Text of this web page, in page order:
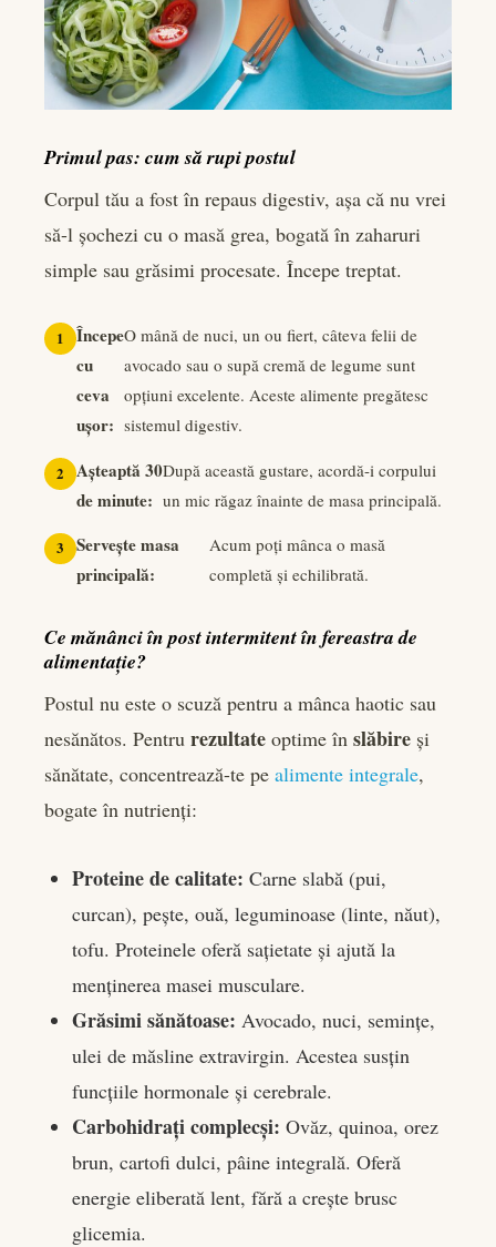
Primul pas: cum să rupi postul
Corpul tău a fost în repaus digestiv, așa că nu vrei
să-l șochezi cu o masă grea, bogată în zaharuri
simple sau grăsimi procesate. Începe treptat.
Începe
cu
ceva
ușor:
O mână de nuci, un ou fiert, câteva felii de
avocado sau o supă cremă de legume sunt
opțiuni excelente. Aceste alimente pregătesc
sistemul digestiv.
Așteaptă 30
de minute:
După această gustare, acordă-i corpului
un mic răgaz înainte de masa principală.
Servește masa
principală:
Acum poți mânca o masă
completă și echilibrată.
Ce mănânci în post intermitent în fereastra de
alimentație?
Postul nu este o scuză pentru a mânca haotic sau
nesănătos. Pentru rezultate optime în slăbire și
sănătate, concentrează-te pe alimente integrale,
bogate în nutrienți:
Proteine de calitate: Carne slabă (pui,
curcan), pește, ouă, leguminoase (linte, năut),
tofu. Proteinele oferă sațietate și ajută la
menținerea masei musculare.
Grăsimi sănătoase: Avocado, nuci, semințe,
ulei de măsline extravirgin. Acestea susțin
funcțiile hormonale și cerebrale.
Carbohidrați complecși: Ovăz, quinoa, orez
brun, cartofi dulci, pâine integrală. Oferă
energie eliberată lent, fără a crește brusc
glicemia.